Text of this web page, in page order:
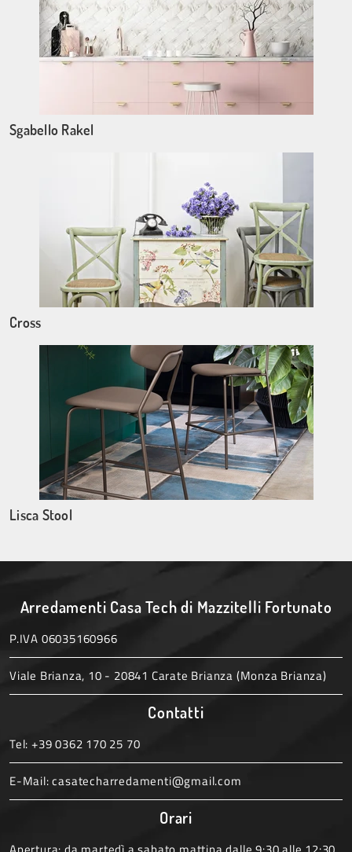
Sgabello Rakel
Cross
Lisca Stool
Arredamenti Casa Tech di Mazzitelli Fortunato
P.IVA 06035160966
Viale Brianza, 10 - 20841 Carate Brianza (Monza Brianza)
Contatti
Tel: +39 0362 170 25 70
E-Mail:casatecharredamenti@gmail.com
Orari